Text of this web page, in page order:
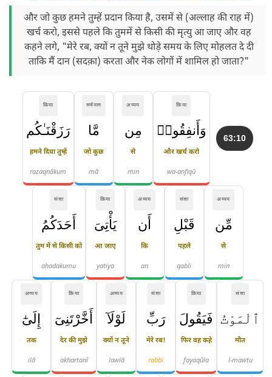
और जो कुछ हमने तुम्हें प्रदान किया है, उसमें से (अल्लाह की राह में)
खर्च करो, इससे पहले कि तुममें से किसी की मृत्यु आ जाए और वह
कहने लगे, "मेरे रब, क्यों न तूने मुझे थोड़े समय के लिए मोहलत दे दी
ताकि मैं दान (सदक़ा) करता और नेक लोगों में शामिल हो जाता?"
63:10
क्रिया
وَأَنفِقُوا۟
और खर्च करो
wa-anfiqū
अव्यय
مِن
से
min
सर्वनाम
مَّا
जो कुछ
mā
क्रिया
رَزَقْنَـٰكُم
हमने दिया तुम्हें
razaqnākum
अव्यय
مِّن
से
min
संज्ञा
قَبْلِ
पहले
qabli
अव्यय
أَن
कि
an
क्रिया
يَأْتِىَ
आ जाए
yatiya
संज्ञा
أَحَدَكُمُ
तुम में से किसी को
aḥadakumu
संज्ञा
ٱلْمَوْتُ
मौत
l-mawtu
क्रिया
فَيَقُولَ
फिर वह कहे
fayaqūla
संज्ञा
رَبِّ
मेरे रब!
rabbi
अव्यय
لَوْلَآ
क्यों न तूने
lawlā
क्रिया
أَخَّرْتَنِىٓ
देर की मुझे
akhartanī
अव्यय
إِلَىٰٓ
तक
ilā